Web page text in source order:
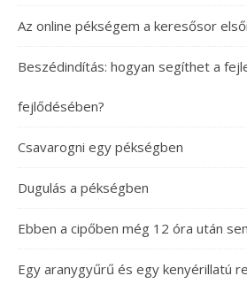
Az online pékségem a keresősor
Beszédindítás: hogyan segíthet a
fejlődésében?
Csavarogni egy pékségben
Dugulás a pékségben
Ebben a cipőben még 12 óra után
Egy aranygyűrű és egy kenyérillatú